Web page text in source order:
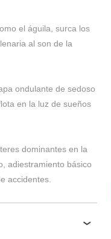
el águila, surca los
al son de la
ondulante de sedoso
en la luz de sueños
dominantes en la
adiestramiento básico
accidentes.